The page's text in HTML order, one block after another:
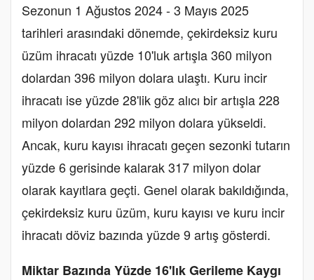
Sezonun 1 Ağustos 2024 - 3 Mayıs 2025
tarihleri arasındaki dönemde, çekirdeksiz kuru
üzüm ihracatı yüzde 10'luk artışla 360 milyon
dolardan 396 milyon dolara ulaştı. Kuru incir
ihracatı ise yüzde 28'lik göz alıcı bir artışla 228
milyon dolardan 292 milyon dolara yükseldi.
Ancak, kuru kayısı ihracatı geçen sezonki tutarın
yüzde 6 gerisinde kalarak 317 milyon dolar
olarak kayıtlara geçti. Genel olarak bakıldığında,
çekirdeksiz kuru üzüm, kuru kayısı ve kuru incir
ihracatı döviz bazında yüzde 9 artış gösterdi.
Miktar Bazında Yüzde 16'lık Gerileme Kaygı